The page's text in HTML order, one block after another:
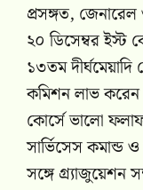
প্রসঙ্গত,
২০ ডিসেম্বর ইস্ট
১৩তম দীর্ঘমেয়াদি
কমিশন লাভ
কোর্সে ভালো
সার্ভিসেস
সঙ্গে গ্র্যাজুয়েশন